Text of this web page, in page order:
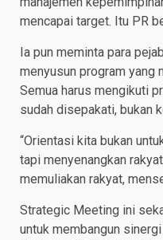
mencapai target. Itu PR
Ia pun meminta para
menyusun program yang
Semua harus mengikuti
sudah disepakati, bukan
“Orientasi kita bukan
tapi menyenangkan
memuliakan rakyat,
Strategic Meeting ini
untuk membangun